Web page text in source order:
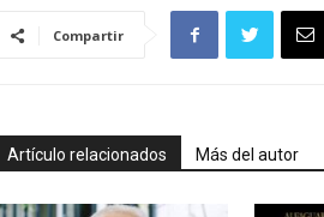
Compartir
Artículo relacionados Más del autor